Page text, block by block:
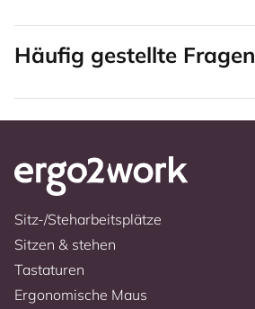
Häufig gestellte Fragen
Sitz-/Steharbeitsplätze
Sitzen & stehen
Tastaturen
Ergonomische Maus